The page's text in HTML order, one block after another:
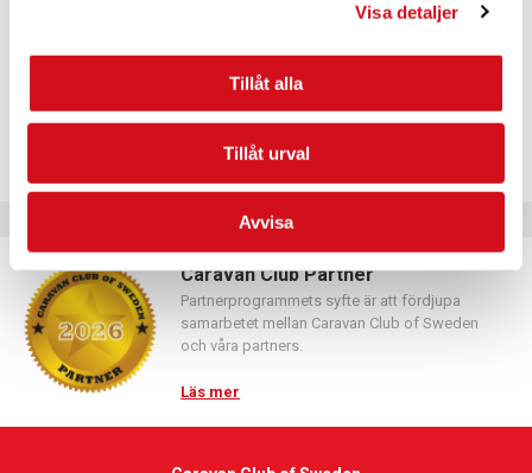
Visa detaljer
Tillåt alla
Tillåt urval
Avvisa
Caravan Club Partner
Partnerprogrammets syfte är att fördjupa
samarbetet mellan Caravan Club of Sweden
och våra partners.
Läs mer